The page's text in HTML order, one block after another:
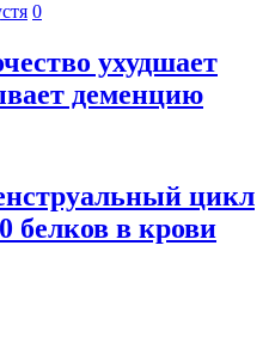
0
ухудшает
деменцию
цикл
белков в крови